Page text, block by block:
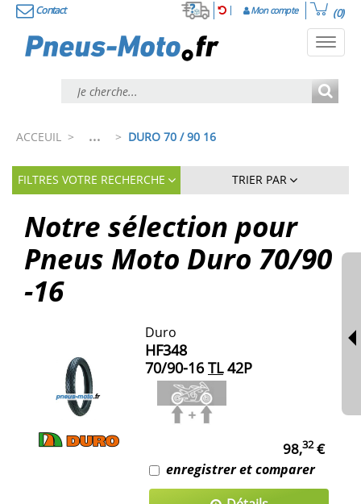
Contact Mon compte (0)
ACCEUIL > ... > DURO 70 / 90 16
FILTRES VOTRE RECHERCHE TRIER PAR
Notre sélection pour
Pneus Moto Duro 70/90
-16
Duro
HF348
70/90-16 TL42P
98,32€
enregistrer et comparer